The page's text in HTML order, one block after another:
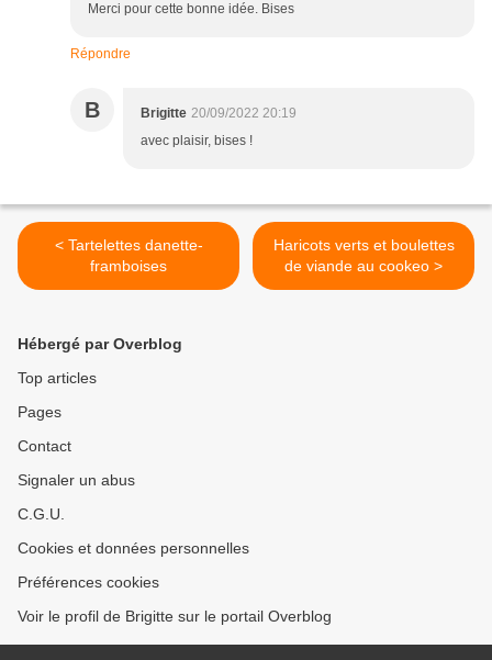
Merci pour cette bonne idée. Bises
Répondre
B Brigitte 20/09/2022 20:19
avec plaisir, bises !
< Tartelettes danette-
framboises
Haricots verts et boulettes
de viande au cookeo >
Hébergé par Overblog
Top articles
Pages
Contact
Signaler un abus
C.G.U.
Cookies et données personnelles
Préférences cookies
Voir le profil de Brigitte sur le portail Overblog